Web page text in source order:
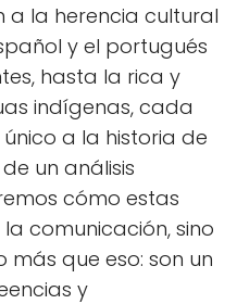
a la herencia cultural
y el portugués
hasta la rica y
indígenas, cada
a la historia de
un análisis
cómo estas
comunicación, sino
que eso: son un
y